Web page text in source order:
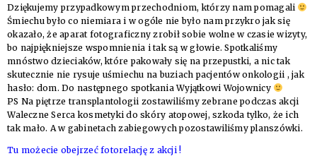
Dziękujemy przypadkowym przechodniom, którzy nam pomagali
Śmiechu było co niemiara i w ogóle nie było nam przykro jak się
okazało, że aparat fotograficzny zrobił sobie wolne w czasie wizyty,
bo najpiękniejsze wspomnienia i tak są w głowie. Spotkaliśmy
mnóstwo dzieciaków, które pakowały się na przepustki, a nic tak
skutecznie nie rysuje uśmiechu na buziach pacjentów onkologii , jak
hasło: dom. Do następnego spotkania Wyjątkowi Wojownicy
PS Na piętrze transplantologii zostawiliśmy zebrane podczas akcji
Waleczne Serca kosmetyki do skóry atopowej, szkoda tylko, że ich
tak mało. A w gabinetach zabiegowych pozostawiliśmy planszówki.
Tu możecie obejrzeć fotorelację z akcji !